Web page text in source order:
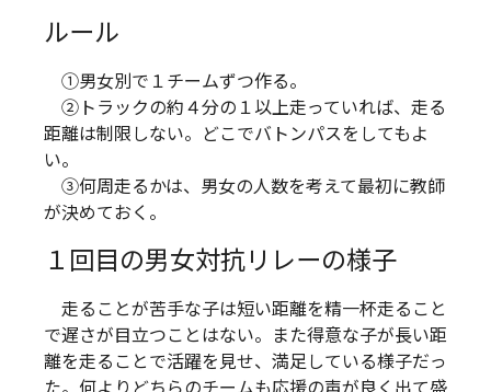
ルール
①男女別で１チームずつ作る。
②トラックの約４分の１以上走っていれば、走る
距離は制限しない。どこでバトンパスをしてもよ
い。
③何周走るかは、男女の人数を考えて最初に教師
が決めておく。
１回目の男女対抗リレーの様子
走ることが苦手な子は短い距離を精一杯走ること
で遅さが目立つことはない。また得意な子が長い距
離を走ることで活躍を見せ、満足している様子だっ